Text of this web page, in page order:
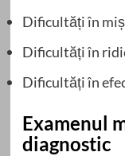
Dificultăți în
Dificultăți în
Dificultăți în
Examenul
diagnostic